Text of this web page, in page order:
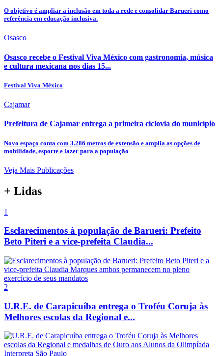
O objetivo é ampliar a inclusão em toda a rede e consolidar Barueri como
referência em educação inclusiva.
Osasco
Osasco recebe o Festival Viva México com gastronomia, música
e cultura mexicana nos dias 15...
Festival Viva México
Cajamar
Prefeitura de Cajamar entrega a primeira ciclovia do município
Novo espaço conta com 3.286 metros de extensão e amplia as opções de
mobilidade, esporte e lazer para a população
Veja Mais Publicações
+ Lidas
1
Esclarecimentos à população de Barueri: Prefeito
Beto Piteri e a vice-prefeita Claudia...
2
U.R.E. de Carapicuíba entrega o Troféu Coruja às
Melhores escolas da Regional e...